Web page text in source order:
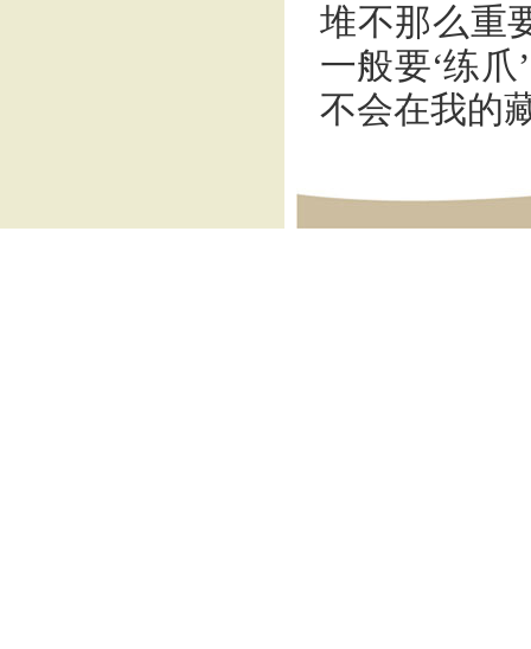
堆不那么重
一般要‘练
不会在我的